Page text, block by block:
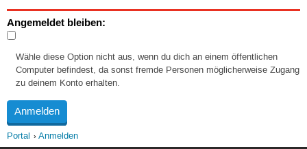
Angemeldet bleiben:
Wähle diese Option nicht aus, wenn du dich an einem öffentlichen
Computer befindest, da sonst fremde Personen möglicherweise Zugang
zu deinem Konto erhalten.
Portal Anmelden